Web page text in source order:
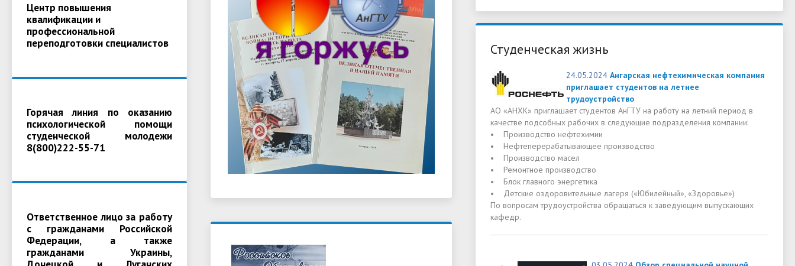
Центр повышения
квалификации и
профессиональной
переподготовки специалистов
Горячая линия по оказанию
психологической помощи
студенческой молодежи
8(800)222-55-71
Ответственное лицо за работу
с гражданами Российской
Федерации, а также
гражданами Украины,
Студенческая жизнь
24.05.2024 Ангарская нефтехимическая компания
приглашает студентов на летнее
трудоустройство
АО «АНХК» приглашает студентов АнГТУ на работу на летний период в
качестве подсобных рабочих в следующие подразделения компании:
• Производство нефтехимии
• Нефтеперерабатывающее производство
• Производство масел
• Ремонтное производство
• Блок главного энергетика
• Детские оздоровительные лагеря («Юбилейный», «Здоровье»)
По вопросам трудоустройства обращаться к заведующим выпускающих
кафедр.